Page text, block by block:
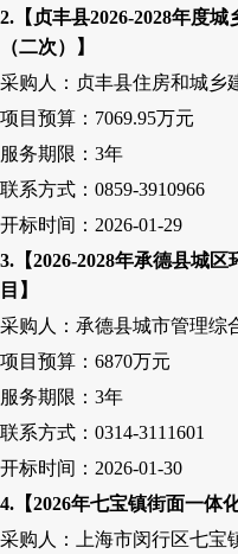
2.【贞丰县2026-2028年度
（二次）】
采购人：贞丰县住房和城乡
项目预算： 7069.95万元
服务期限： 3年
联系方式： 0859-3910966
开标时间： 2026-01-29
3.【2026-2028年承德县城
目】
采购人：承德县城市管理综
项目预算： 6870万元
服务期限： 3年
联系方式： 0314-3111601
开标时间： 2026-01-30
4.【2026年七宝镇街面一体
采购人
：上海市闵行区七